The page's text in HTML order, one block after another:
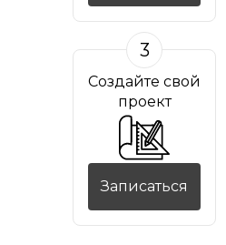
3
Создайте свой
проект
Записаться